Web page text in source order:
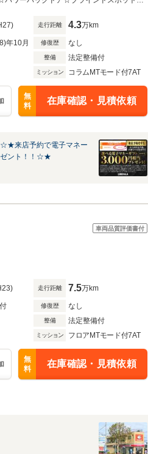
走行距離 4.3万km
年10月 修復歴 なし
整備 法定整備付
ミッション コラムMTモード付7AT
無
料
在庫確認・見積依頼
☆★来店予約で電子マネー
ゼント！！☆★
車両品質評価書付
走行距離 7.5万km
修復歴 なし
整備 法定整備付
ミッション フロアMTモード付7AT
無
料
在庫確認・見積依頼